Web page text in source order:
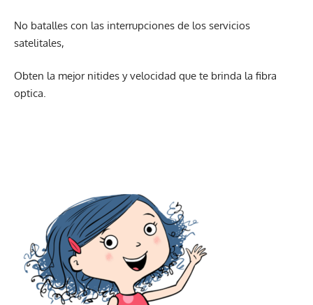
No batalles con las interrupciones de los servicios
satelitales,
Obten la mejor nitides y velocidad que te brinda la fibra
optica.